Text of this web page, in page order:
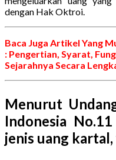
dengan Hak Oktroi.
Baca Juga Artikel Yang
: Pengertian, Syarat,
Sejarahnya Secara
Menurut
Indonesia
jenis uang